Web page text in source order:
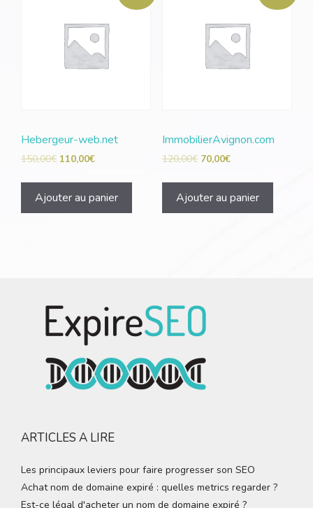
Hebergeur-web.net
150,00€ 110,00€
Ajouter au panier
ImmobilierAvignon.com
120,00€ 70,00€
Ajouter au panier
ARTICLES A LIRE
Les principaux leviers pour faire progresser son SEO
Achat nom de domaine expiré : quelles metrics regarder ?
Est-ce légal d'acheter un nom de domaine expiré ?